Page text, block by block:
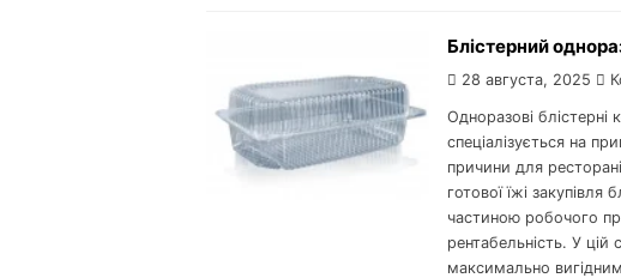
Блістерний
28 августа, 2025
Одноразові
спеціалізується на
причини для
готової їжі закупівля
частиною робочого
рентабельність. У
максимально